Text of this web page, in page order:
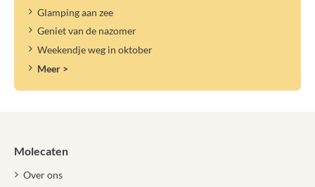
Glamping aan zee
Geniet van de nazomer
Weekendje weg in oktober
Meer >
Molecaten
Over ons